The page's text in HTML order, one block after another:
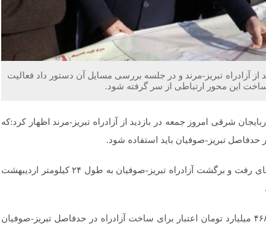
از آزادراه تبریز-مرند و در جلسه بررسی مسایل آن دستور داد فعالیت
این محور ارتباطی از سر گرفته شود.
شرقی امروز جمعه در بازدید از آزادراه تبریز-مرند اظهار کرد:که
حدفاصل تبریز-صوفیان باید استفاده شود.
پیمانکار طرح نیز در این جلسه قول داد که باندهای رفت و برگشت آزادراه تبریز-صوفیان به طول ۲۴ کیلومتر اردیبهشت
در این جلسه همین اعلام شد که دولت تاکنون ۴۶۸ میلیارد تومان اعتبار برای ساخت آزادراه در حدفاصل تبریز-صوفیان